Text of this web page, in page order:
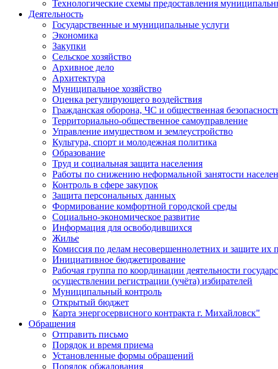
Технологические схемы предоставления
Деятельность
Государственные и муниципальные услуги
Экономика
Закупки
Сельское хозяйство
Архивное дело
Архитектура
Муниципальное хозяйство
Оценка регулирующего воздействия
Гражданская оборона, ЧС и общественная
Территориально-общественное самоуправление
Управление имуществом и землеустройство
Культура, спорт и молодежная политика
Образование
Труд и социальная защита населения
Работы по снижению неформальной занятости
Контроль в сфере закупок
Защита персональных данных
Формирование комфортной городской среды
Социально-экономическое развитие
Информация для освободившихся
Жилье
Комиссия по делам несовершеннолетних и защите их
Инициативное бюджетирование
Рабочая группа по координации деятельности
осуществлении регистрации (учёта) избирателей
Муниципальный контроль
Открытый бюджет
Карта энергосервисного контракта г. Михайловск"
Обращения
Отправить письмо
Порядок и время приема
Установленные формы обращений
Порядок обжалования